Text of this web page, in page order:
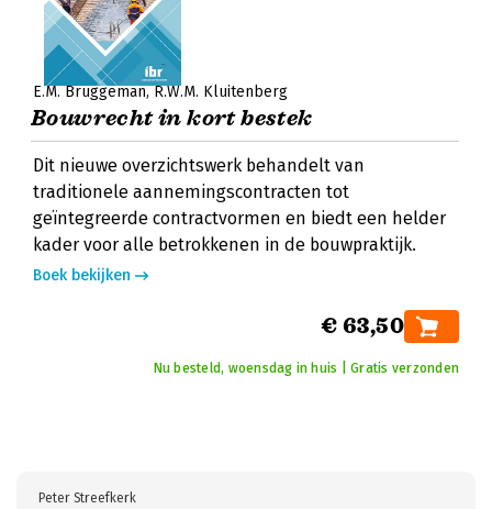
E.M. Bruggeman R.W.M. Kluitenberg
Bouwrecht in kort bestek
Dit nieuwe overzichtswerk behandelt van
traditionele aannemingscontracten tot
geïntegreerde contractvormen en biedt een helder
kader voor alle betrokkenen in de bouwpraktijk.
Boek bekijken
€ 63,50
Nu besteld, woensdag in huis | Gratis verzonden
Peter Streefkerk